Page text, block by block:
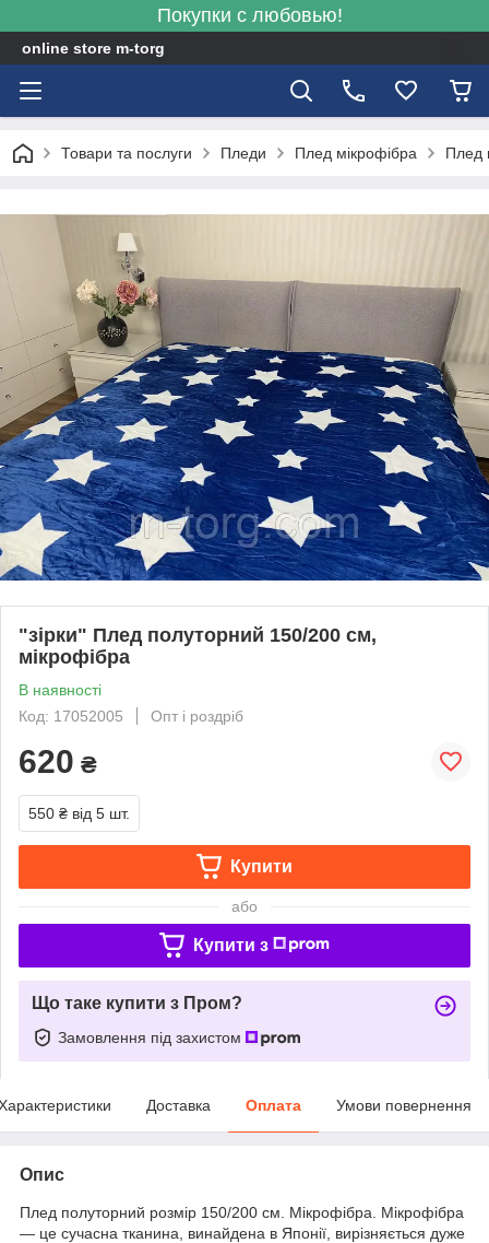
Покупки с любовью!
online store m-torg
Товари та послуги Пледи Плед мікрофібра Плед
"зірки" Плед полуторний 150/200 см,
мікрофібра
В наявності
Код: 17052005
Опт і роздріб
620 ₴
550 ₴ від 5 шт.
Купити
або
Купити з
Що таке купити з Пром?
Замовлення під захистом
Доставка Оплата Умови повернення
Опис
Плед полуторний розмір 150/200 см. Мікрофібра. Мікрофібра
— це сучасна тканина, винайдена в Японії, вирізняється дуже